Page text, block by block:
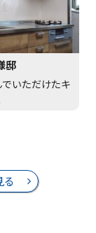
邸
でいただけたキ
る